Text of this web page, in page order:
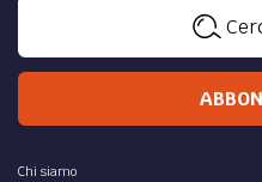
Chi siamo